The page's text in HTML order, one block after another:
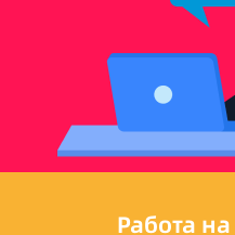
Работа